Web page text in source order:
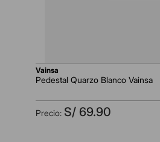
vainsa
Pedestal Quarzo Blanco Vainsa
S/ 69.90